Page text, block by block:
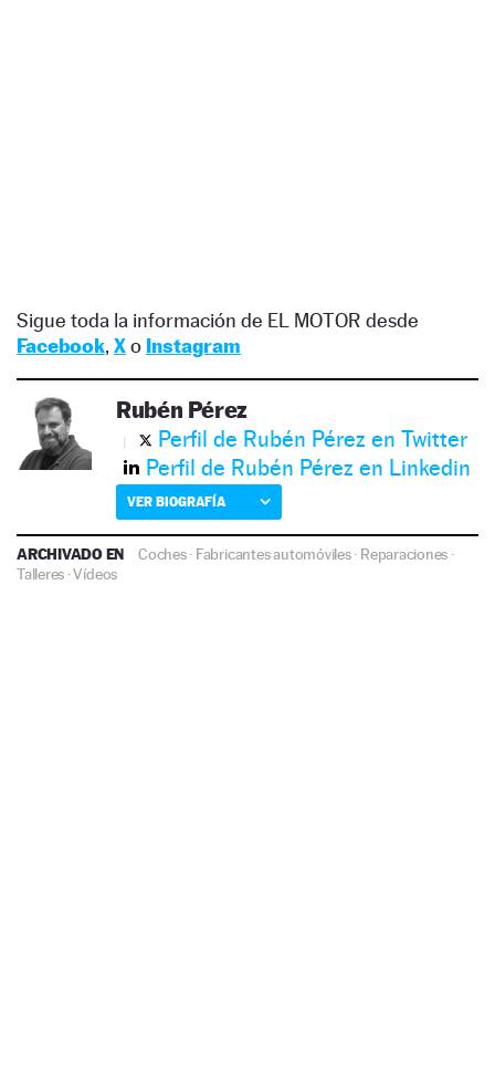
Sigue toda la información de EL MOTOR desde
Facebook, Xo Instagram
Rubén Pérez
Perfil de Rubén Pérez en Twitter
Perfil de Rubén Pérez en Linkedin
VER BIOGRAFÍA
ARCHIVADO EN Coches· Fabricantes automóviles· Reparaciones ·
Talleres ·Vídeos